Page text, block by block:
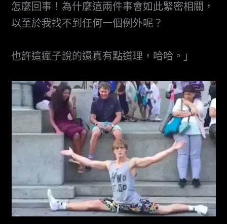
怎麼回事！為什麼這兩件事會如此緊密相關，
以至於我找不到任何一個例外呢？
也許這瘋子說的還真有點道理，哈哈。」